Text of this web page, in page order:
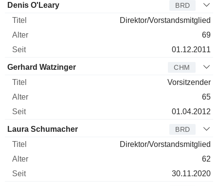
Denis O'Leary BRD
Direktor/Vorstandsmitglied
69
01.12.2011
Gerhard Watzinger CHM
Vorsitzender
65
01.04.2012
Laura Schumacher BRD
Direktor/Vorstandsmitglied
62
30.11.2020